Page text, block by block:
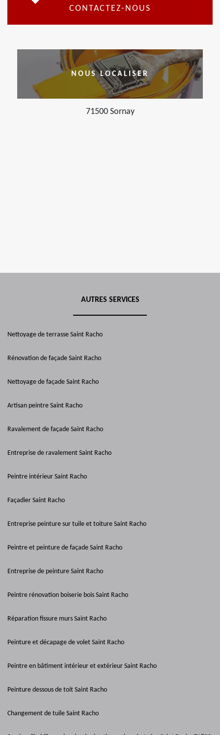
CONTACTEZ-NOUS
NOUS LOCALISER
71500 Sornay
AUTRES SERVICES
Nettoyage de terrasse Saint Racho
Rénovation de façade Saint Racho
Nettoyage de façade Saint Racho
Artisan peintre Saint Racho
Ravalement de façade Saint Racho
Entreprise de ravalement Saint Racho
Peintre intérieur Saint Racho
Façadier Saint Racho
Entreprise peinture sur tuile et toiture Saint Racho
Peintre et peinture de façade Saint Racho
Entreprise de peinture Saint Racho
Peintre rénovation boiserie bois Saint Racho
Réparation fissure murs Saint Racho
Peinture et décapage de volet Saint Racho
Peintre en bâtiment intérieur et extérieur Saint Racho
Peinture dessous de toit Saint Racho
Changement de tuile Saint Racho